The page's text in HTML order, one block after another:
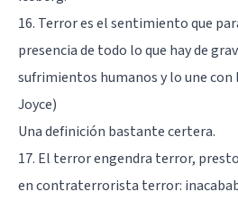
16. Terror es el sentimiento que
presencia de todo lo que hay de
sufrimientos humanos y lo une con
Joyce)
Una definición bastante certera.
17. El terror engendra terror,
en contraterrorista terror: